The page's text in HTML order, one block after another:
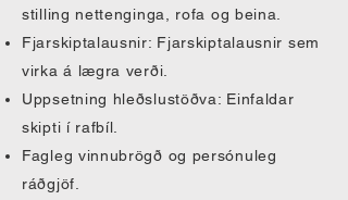
stilling nettenginga, rofa og beina.
Fjarskiptalausnir: Fjarskiptalausnir sem
virka á lægra verði.
Uppsetning hleðslustöðva: Einfaldar
skipti í rafbíl.
Fagleg vinnubrögð og persónuleg
ráðgjöf.